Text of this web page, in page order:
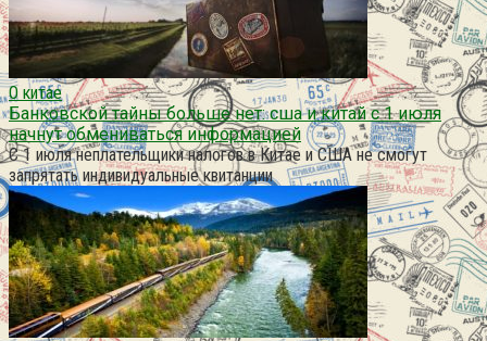
О китае
Банковской тайны больше нет: сша и китай с 1 июля
начнут обмениваться информацией
С 1 июля неплательщики налогов в Китае и США не смогут
запрятать индивидуальные квитанции